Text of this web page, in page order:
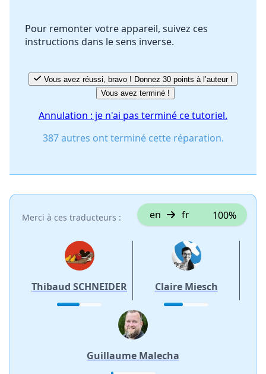
Annuler Publier un commentaire
Pour remonter votre appareil, suivez ces
instructions dans le sens inverse.
Vous avez réussi, bravo ! Donnez 30 points à l’auteur !
Vous avez terminé !
Annulation : je n'ai pas terminé ce tutoriel.
387 autres ont terminé cette réparation.
Merci à ces traducteurs : en fr 100%
Thibaud SCHNEIDER Claire Miesch
Guillaume Malecha